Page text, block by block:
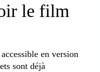
le film
en version
sont déjà